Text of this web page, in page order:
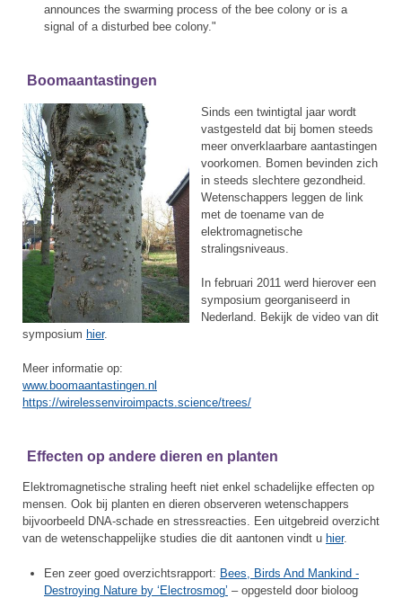
announces the swarming process of the bee colony or is a
signal of a disturbed bee colony."
Boomaantastingen
Sinds een twintigtal jaar wordt
vastgesteld dat bij bomen steeds
meer onverklaarbare aantastingen
voorkomen. Bomen bevinden zich
in steeds slechtere gezondheid.
Wetenschappers leggen de link
met de toename van de
elektromagnetische
stralingsniveaus.
In februari 2011 werd hierover een
symposium georganiseerd in
Nederland. Bekijk de video van dit
symposium hier.
Meer informatie op:
www.boomaantastingen.nl
https://wirelessenviroimpacts.science/trees/
Effecten op andere dieren en planten
Elektromagnetische straling heeft niet enkel schadelijke effecten op
mensen. Ook bij planten en dieren observeren wetenschappers
bijvoorbeeld DNA-schade en stressreacties. Een uitgebreid overzicht
van de wetenschappelijke studies die dit aantonen vindt u hier.
Een zeer goed overzichtsrapport: Bees, Birds And Mankind -
Destroying Nature by ‘Electrosmog’ – opgesteld door bioloog